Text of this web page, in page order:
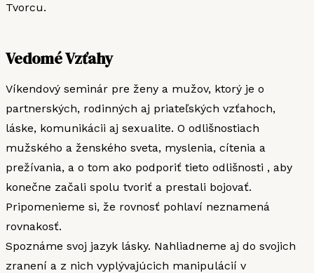
Tvorcu.
Vedomé Vzťahy
Víkendový seminár pre ženy a mužov, ktorý je o
partnerských, rodinných aj priateľských vzťahoch,
láske, komunikácii aj sexualite. O odlišnostiach
mužského a ženského sveta, myslenia, cítenia a
prežívania, a o tom ako podporiť tieto odlišnosti , aby
konečne začali spolu tvoriť a prestali bojovať.
Pripomenieme si, že rovnosť pohlaví neznamená
rovnakosť.
Spoznáme svoj jazyk lásky. Nahliadneme aj do svojich
zranení a z nich vyplývajúcich manipulácií v